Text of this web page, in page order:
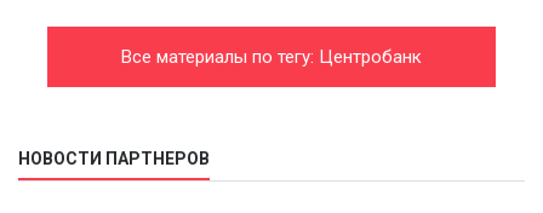
Все материалы по тегу: Центробанк
НОВОСТИ ПАРТНЕРОВ